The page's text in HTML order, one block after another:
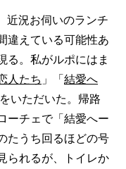
近況お伺いのランチ
違えている可能性あ
る。私がルポにはま
人たち 」「結愛へ
いただいた。帰路
ーチェで「結愛へー
たうち回るほどの号
られるが、トイレか